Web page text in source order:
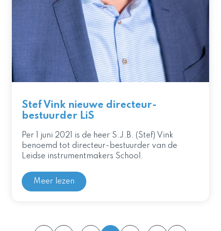
Stef Vink nieuwe directeur-
bestuurder LiS
Per 1 juni 2021 is de heer S.J.B. (Stef) Vink
benoemd tot directeur-bestuurder van de
Leidse instrumentmakers School.
Meer lezen